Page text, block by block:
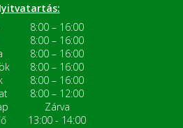
8:00 – 16:00
8:00 – 16:00
8:00 – 16:00
8:00 – 16:00
8:00 – 16:00
8:00 – 12:00
Zárva
13:00 - 14:00